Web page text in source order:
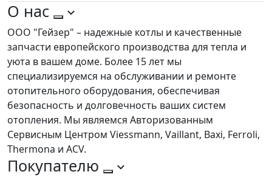
О нас
ООО "Гейзер" – надежные котлы и качественные
запчасти европейского производства для тепла и
уюта в вашем доме. Более 15 лет мы
специализируемся на обслуживании и ремонте
отопительного оборудования, обеспечивая
безопасность и долговечность ваших систем
отопления. Мы являемся Авторизованным
Сервисным Центром Viessmann, Vaillant, Baxi, Ferroli,
Thermona и ACV.
Покупателю